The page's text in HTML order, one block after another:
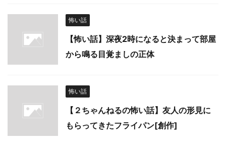
怖い話
【怖い話】深夜2時になると決まって部屋
から鳴る目覚ましの正体
怖い話
【２ちゃんねるの怖い話】友人の形見に
もらってきたフライパン[創作]